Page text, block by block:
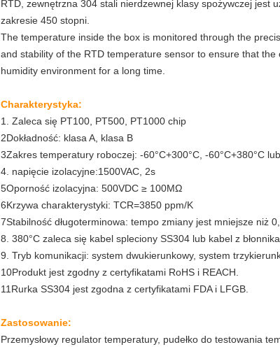
RTD, zewnętrzna 304 stali nierdzewnej klasy spożywczej jest
zakresie 450 stopni.
The temperature inside the box is monitored through the
and stability of the RTD temperature sensor to ensure that
humidity environment for a long time.
Charakterystyka:
1. Zaleca się PT100, PT500, PT1000 chip
2Dokładność: klasa A, klasa B
3Zakres temperatury roboczej: -60°C+300°C, -60°C+380°C
4. napięcie izolacyjne:1500VAC, 2s
5Oporność izolacyjna: 500VDC ≥ 100MΩ
6Krzywa charakterystyki: TCR=3850 ppm/K
7Stabilność długoterminowa: tempo zmiany jest mniejsze niż
8. 380°C zaleca się kabel spleciony SS304 lub kabel z
9. Tryb komunikacji: system dwukierunkowy, system
10Produkt jest zgodny z certyfikatami RoHS i REACH.
11Rurka SS304 jest zgodna z certyfikatami FDA i LFGB.
Zastosowanie:
Przemysłowy regulator temperatury, pudełko do testowania